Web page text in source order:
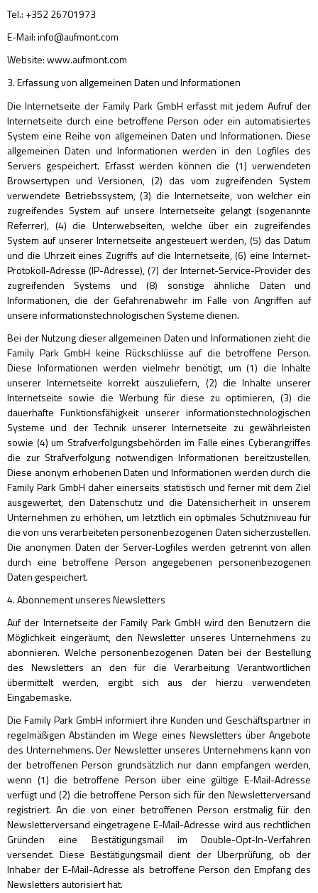
Tel.: +352 26701973
E-Mail: info@aufmont.com
Website: www.aufmont.com
3. Erfassung von allgemeinen Daten und Informationen
Die Internetseite der Family Park GmbH erfasst mit jedem Aufruf der
Internetseite durch eine betroffene Person oder ein automatisiertes
System eine Reihe von allgemeinen Daten und Informationen. Diese
allgemeinen Daten und Informationen werden in den Logfiles des
Servers gespeichert. Erfasst werden können die (1) verwendeten
Browsertypen und Versionen, (2) das vom zugreifenden System
verwendete Betriebssystem, (3) die Internetseite, von welcher ein
zugreifendes System auf unsere Internetseite gelangt (sogenannte
Referrer), (4) die Unterwebseiten, welche über ein zugreifendes
System auf unserer Internetseite angesteuert werden, (5) das Datum
und die Uhrzeit eines Zugriffs auf die Internetseite, (6) eine Internet-
Protokoll-Adresse (IP-Adresse), (7) der Internet-Service-Provider des
zugreifenden Systems und (8) sonstige ähnliche Daten und
Informationen, die der Gefahrenabwehr im Falle von Angriffen auf
unsere informationstechnologischen Systeme dienen.
Bei der Nutzung dieser allgemeinen Daten und Informationen zieht die
Family Park GmbH keine Rückschlüsse auf die betroffene Person.
Diese Informationen werden vielmehr benötigt, um (1) die Inhalte
unserer Internetseite korrekt auszuliefern, (2) die Inhalte unserer
Internetseite sowie die Werbung für diese zu optimieren, (3) die
dauerhafte Funktionsfähigkeit unserer informationstechnologischen
Systeme und der Technik unserer Internetseite zu gewährleisten
sowie (4) um Strafverfolgungsbehörden im Falle eines Cyberangriffes
die zur Strafverfolgung notwendigen Informationen bereitzustellen.
Diese anonym erhobenen Daten und Informationen werden durch die
Family Park GmbH daher einerseits statistisch und ferner mit dem Ziel
ausgewertet, den Datenschutz und die Datensicherheit in unserem
Unternehmen zu erhöhen, um letztlich ein optimales Schutzniveau für
die von uns verarbeiteten personenbezogenen Daten sicherzustellen.
Die anonymen Daten der Server-Logfiles werden getrennt von allen
durch eine betroffene Person angegebenen personenbezogenen
Daten gespeichert.
4. Abonnement unseres Newsletters
Auf der Internetseite der Family Park GmbH wird den Benutzern die
Möglichkeit eingeräumt, den Newsletter unseres Unternehmens zu
abonnieren. Welche personenbezogenen Daten bei der Bestellung
des Newsletters an den für die Verarbeitung Verantwortlichen
übermittelt werden, ergibt sich aus der hierzu verwendeten
Eingabemaske.
Die Family Park GmbH informiert ihre Kunden und Geschäftspartner in
regelmäßigen Abständen im Wege eines Newsletters über Angebote
des Unternehmens. Der Newsletter unseres Unternehmens kann von
der betroffenen Person grundsätzlich nur dann empfangen werden,
wenn (1) die betroffene Person über eine gültige E-Mail-Adresse
verfügt und (2) die betroffene Person sich für den Newsletterversand
registriert. An die von einer betroffenen Person erstmalig für den
Newsletterversand eingetragene E-Mail-Adresse wird aus rechtlichen
Gründen eine Bestätigungsmail im Double-Opt-In-Verfahren
versendet. Diese Bestätigungsmail dient der Überprüfung, ob der
Inhaber der E-Mail-Adresse als betroffene Person den Empfang des
Newsletters autorisiert hat.